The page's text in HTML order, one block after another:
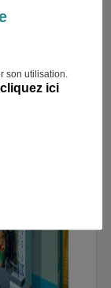
son utilisation.
cliquez ici